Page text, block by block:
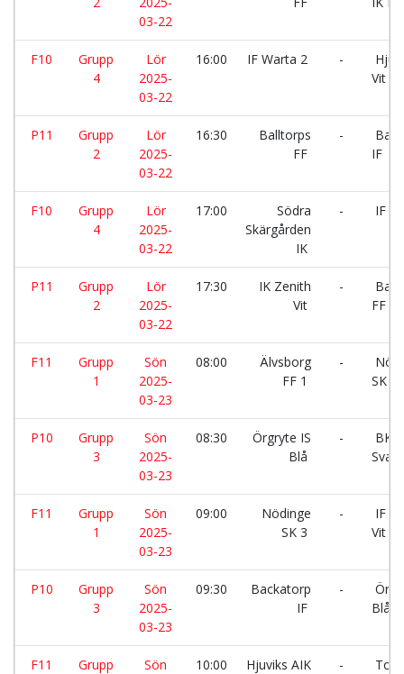
03-22
F10
Grupp
4
Lör
2025-
03-22
16:00 IF Warta 2 -
Vit
P11
Grupp
2
Lör
2025-
03-22
16:30
Balltorps
FF
-
IF
F10
Grupp
4
Lör
2025-
03-22
17:00
Södra
Skärgården
IK
- IF
P11
Grupp
2
Lör
2025-
03-22
17:30
IK Zenith
Vit
-
FF
F11
Grupp
1
Sön
2025-
03-23
08:00
Älvsborg
FF 1
-
SK 3
P10
Grupp
3
Sön
2025-
03-23
08:30
Örgryte IS
Blå
-
BK
Svart
F11
Grupp
1
Sön
2025-
03-23
09:00
Nödinge
SK 3
-
IF
Vit
P10
Grupp
3
Sön
2025-
03-23
09:30
Backatorp
IF
-
Blå
F11
Grupp
Sön
10:00
Hjuviks AIK
-